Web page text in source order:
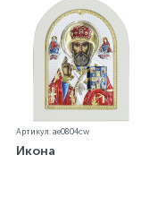
Артикул: ae0804cw
Икона